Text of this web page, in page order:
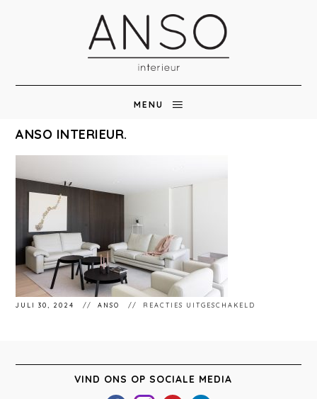
MENU
ANSO INTERIEUR.
JULI 30, 2024 ANSO REACTIES UITGESCHAKELD
VIND ONS OP SOCIALE MEDIA